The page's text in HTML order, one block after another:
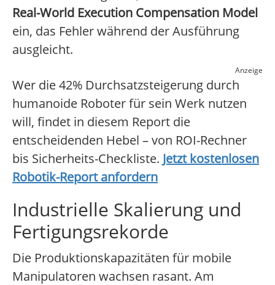
Real-World Execution Compensation Model
ein, das Fehler während der Ausführung
ausgleicht.
Anzeige
Wer die 42% Durchsatzsteigerung durch
humanoide Roboter für sein Werk nutzen
will, findet in diesem Report die
entscheidenden Hebel – von ROI-Rechner
bis Sicherheits-Checkliste. Jetzt kostenlosen
Robotik-Report anfordern
Industrielle Skalierung und
Fertigungsrekorde
Die Produktionskapazitäten für mobile
Manipulatoren wachsen rasant. Am